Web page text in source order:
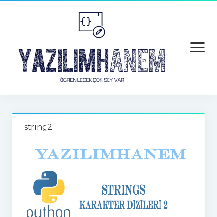
open
menu
Anasayfa
Python
Python
Python Hatalar
Android
string2